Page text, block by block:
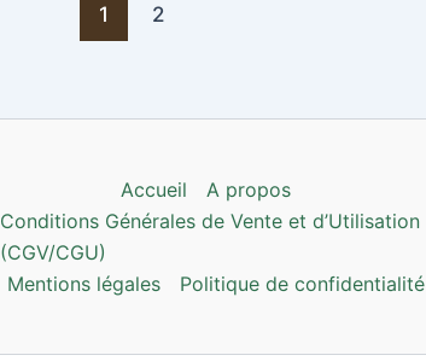
1 2
Accueil
A propos
Conditions Générales de Vente et d’Utilisation
(CGV/CGU)
Mentions légales
Politique de confidentialité